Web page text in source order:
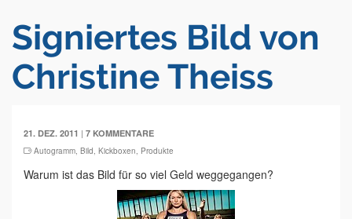
Signiertes Bild von
Christine Theiss
21. DEZ. 2011 | 7 KOMMENTARE
Autogramm, Bild, Kickboxen, Produkte
Warum ist das Bild für so viel Geld weggegangen?